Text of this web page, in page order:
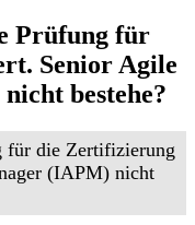
Prüfung für
Senior Agile
bestehe?
für die Zertifizierung
(IAPM) nicht